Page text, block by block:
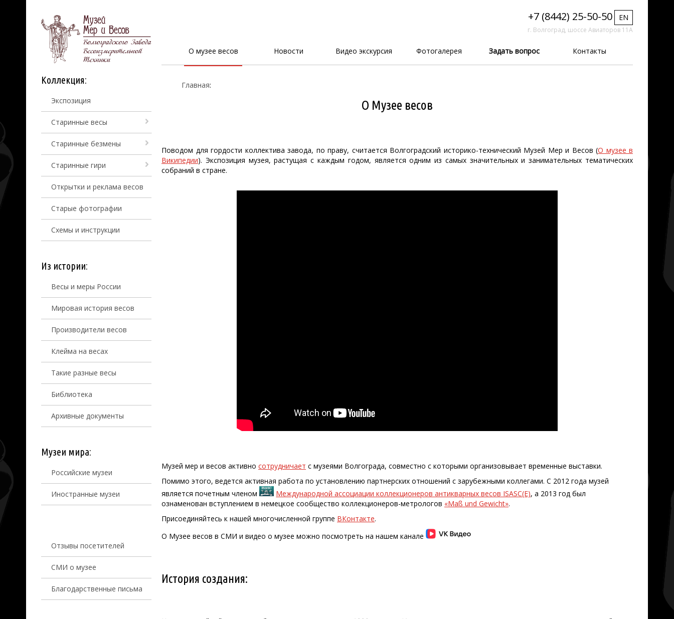
+7 (8442) 25-50-50 EN
г. Волгоград, шоссе Авиаторов 11А
О музее весов Новости Видео экскурсия Фотогалерея Задать вопрос Контакты
Коллекция:
Экспозиция
Старинные весы
Старинные безмены
Старинные гири
Открытки и реклама весов
Старые фотографии
Схемы и инструкции
Из истории:
Весы и меры России
Мировая история весов
Производители весов
Клейма на весах
Такие разные весы
Библиотека
Архивные документы
Музеи мира:
Российские музеи
Иностранные музеи
Отзывы посетителей
СМИ о музее
Благодарственные письма
Главная:
О Музее весов
Поводом для гордости коллектива завода, по праву, считается Волгоградский историко-технический Музей Мер и Весов (О музее в
Википедии). Экспозиция музея, растущая с каждым годом, является одним из самых значительных и занимательных тематических
собраний в стране.
Музей мер и весов активно сотрудничает с музеями Волгограда, совместно с которыми организовывает временные выставки.
Помимо этого, ведется активная работа по установлению партнерских отношений с зарубежными коллегами. С 2012 года музей
является почетным членом
Международной ассоциации коллекционеров антикварных весов ISASC(E), а 2013 год был
ознаменован вступлением в немецкое сообщество коллекционеров-метрологов «Maß und Gewicht».
Присоединяйтесь к нашей многочисленной группе ВКонтакте.
О Музее весов в СМИ и видео о музее можно посмотреть на нашем канале
История создания: